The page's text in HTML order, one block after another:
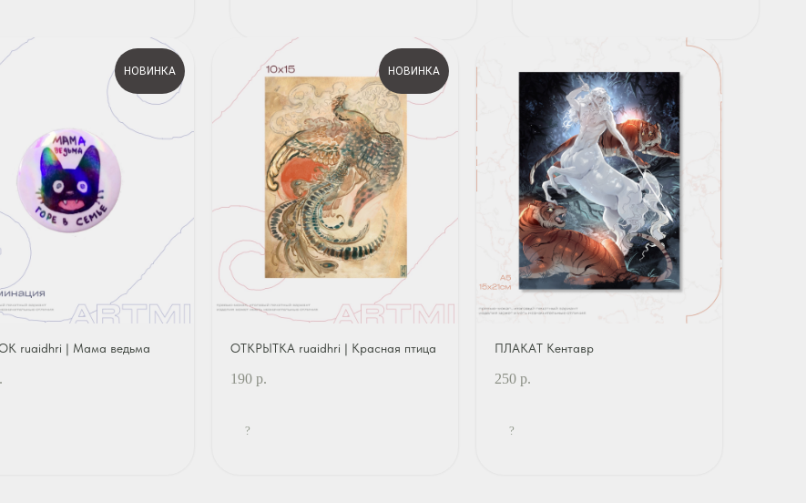
НОВИНКА
ruaidhri | Мама ведьма
НОВИНКА
ОТКРЫТКА ruaidhri | Красная птица
190 р.
?
ПЛАКАТ Кентавр
250 р.
?